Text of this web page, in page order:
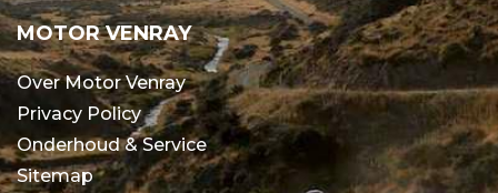
MOTOR VENRAY
Over Motor Venray
Privacy Policy
Onderhoud & Service
Sitemap